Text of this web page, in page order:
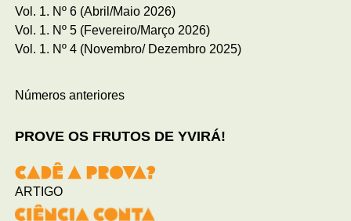
Vol. 1. Nº 6 (Abril/Maio 2026)
Vol. 1. Nº 5 (Fevereiro/Março 2026)
Vol. 1. Nº 4 (Novembro/ Dezembro 2025)
Números anteriores
PROVE OS FRUTOS DE YVIRÁ!
ARTIGO